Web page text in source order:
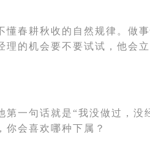
春耕秋收的自然规律。做
的机会要不要试试，他会
一句话就是“我没做过，没
你会喜欢哪种下属？